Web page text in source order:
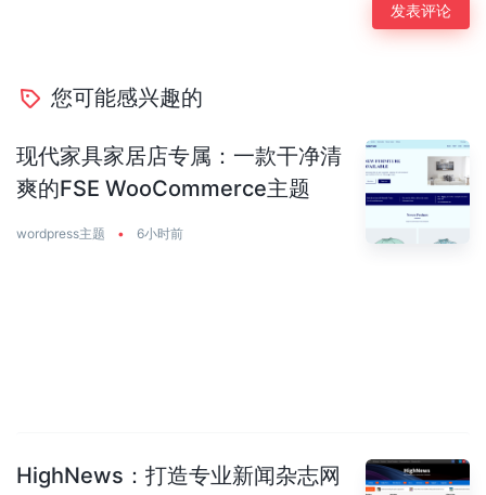
您可能感兴趣的
现代家具家居店专属：一款干净清
爽的FSE WooCommerce主题
wordpress主题 • 6小时前
HighNews：打造专业新闻杂志网